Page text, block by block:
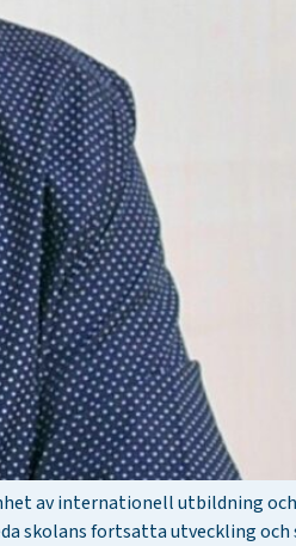
av internationell utbildning
skolans fortsatta utveckling och